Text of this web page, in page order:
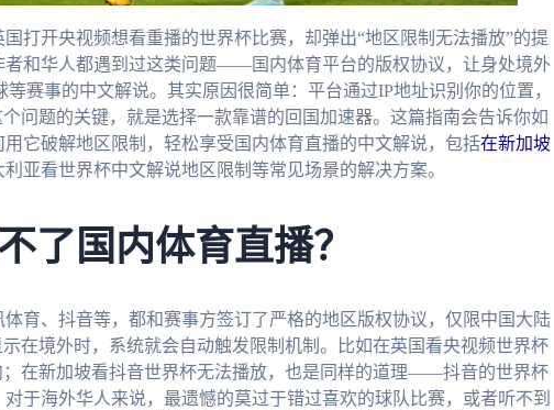
打开央视频想看重播的世界杯比赛，却弹出“地区限制无法播放”的提
者和华人都遇到过这类问题——国内体育平台的版权协议，让身处境外
赛事的中文解说。其实原因很简单：平台通过IP地址识别你的位置，
问题的关键，就是选择一款靠谱的回国加速器。这篇指南会告诉你如
它破解地区限制，轻松享受国内体育直播的中文解说，包括在新加坡
利亚看世界杯中文解说地区限制等常见场景的解决方案。
了国内体育直播？
育、抖音等，都和赛事方签订了严格的地区版权协议，仅限中国大陆
在境外时，系统就会自动触发限制机制。比如在英国看央视频世界杯
；在新加坡看抖音世界杯无法播放，也是同样的道理——抖音的世界杯
于海外华人来说，最遗憾的莫过于错过喜欢的球队比赛，或者听不到